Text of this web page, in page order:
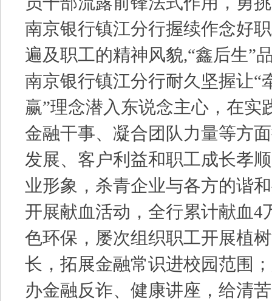
南京银行镇江分行握续作念好
遍及职工的精神风貌,“鑫后生”
南京银行镇江分行耐久坚握让“
赢”理念潜入东说念主心，在实
金融干事、凝合团队力量等方
发展、客户利益和职工成长孝
业形象，杀青企业与各方的谐
开展献血活动，全行累计献血4
色环保，屡次组织职工开展植
长，拓展金融常识进校园范围
办金融反诈、健康讲座，给清